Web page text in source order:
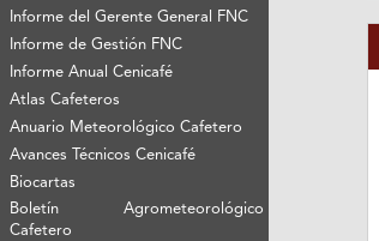
Informe del Gerente General FNC
Informe de Gestión FNC
Informe Anual Cenicafé
Atlas Cafeteros
Anuario Meteorológico Cafetero
Avances Técnicos Cenicafé
Biocartas
Boletín Agrometeorológico
Cafetero